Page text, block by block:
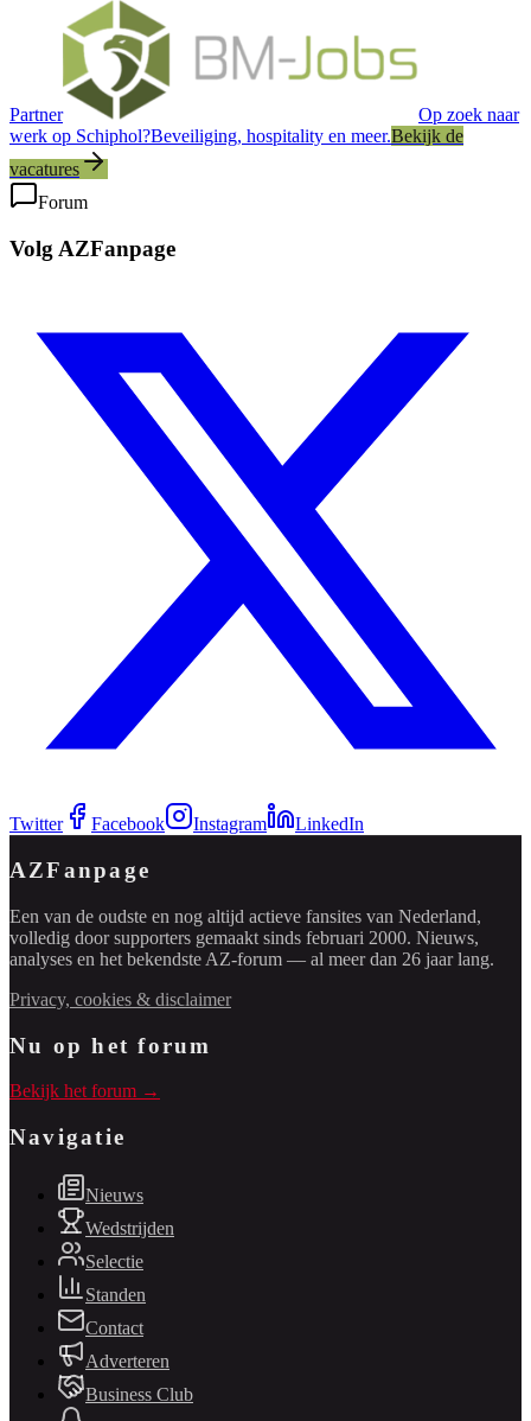
Partner
Op zoek naar
werk op Schiphol?Beveiliging, hospitality en meer.Bekijk de
vacatures
Forum
Volg AZFanpage
Twitter Facebook Instagram LinkedIn
AZFanpage
Een van de oudste en nog altijd actieve fansites van Nederland,
volledig door supporters gemaakt sinds februari 2000. Nieuws,
analyses en het bekendste AZ-forum — al meer dan 26 jaar lang.
Privacy, cookies & disclaimer
Nu op het forum
Bekijk het forum →
Navigatie
Nieuws
Wedstrijden
Selectie
Standen
Contact
Adverteren
Business Club